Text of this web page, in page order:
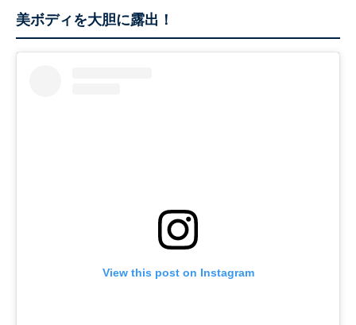
美ボディを大胆に露出！
View this post on Instagram